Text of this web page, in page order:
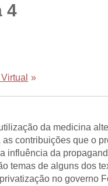
4
»
da medicina
contribuições que o
influência da
temas de alguns dos
no governo